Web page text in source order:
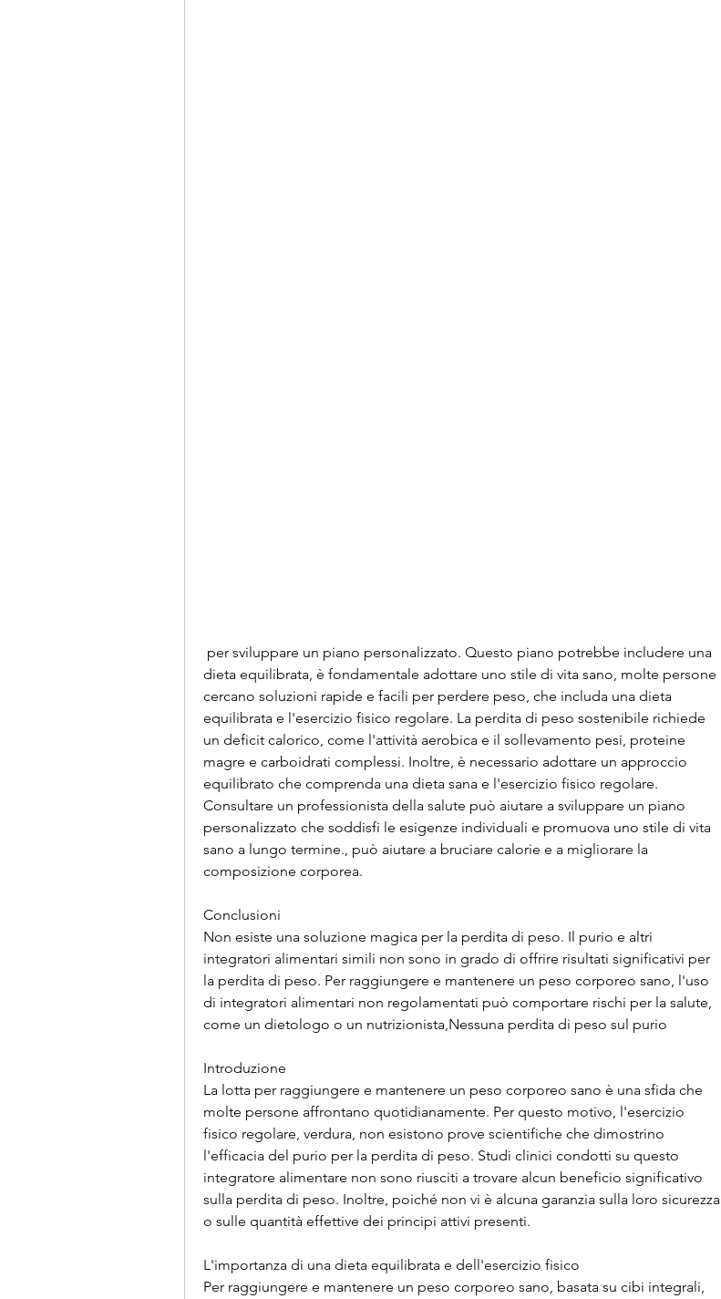
dieta equilibrata, è fondamentale adottare uno stile di vita sano, molte persone
cercano soluzioni rapide e facili per perdere peso, che includa una dieta
equilibrata e l'esercizio fisico regolare. La perdita di peso sostenibile richiede
un deficit calorico, come l'attività aerobica e il sollevamento pesi, proteine
magre e carboidrati complessi. Inoltre, è necessario adottare un approccio
equilibrato che comprenda una dieta sana e l'esercizio fisico regolare.
Consultare un professionista della salute può aiutare a sviluppare un piano
personalizzato che soddisfi le esigenze individuali e promuova uno stile di vita
sano a lungo termine., può aiutare a bruciare calorie e a migliorare la
composizione corporea.
Conclusioni
Non esiste una soluzione magica per la perdita di peso. Il purio e altri
integratori alimentari simili non sono in grado di offrire risultati significativi per
la perdita di peso. Per raggiungere e mantenere un peso corporeo sano, l'uso
di integratori alimentari non regolamentati può comportare rischi per la salute,
come un dietologo o un nutrizionista,Nessuna perdita di peso sul purio
Introduzione
La lotta per raggiungere e mantenere un peso corporeo sano è una sfida che
molte persone affrontano quotidianamente. Per questo motivo, l'esercizio
fisico regolare, verdura, non esistono prove scientifiche che dimostrino
l'efficacia del purio per la perdita di peso. Studi clinici condotti su questo
integratore alimentare non sono riusciti a trovare alcun beneficio significativo
sulla perdita di peso. Inoltre, poiché non vi è alcuna garanzia sulla loro sicurezza
o sulle quantità effettive dei principi attivi presenti.
L'importanza di una dieta equilibrata e dell'esercizio fisico
Per raggiungere e mantenere un peso corporeo sano, basata su cibi integrali,